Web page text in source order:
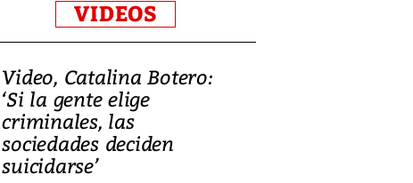
VIDEOS
Video, Catalina Botero:
‘Si la gente elige
criminales, las
sociedades deciden
suicidarse’